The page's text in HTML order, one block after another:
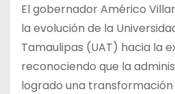
El gobernador Américo
la evolución de la
Tamaulipas (UAT) hacia la
reconociendo que la
logrado una